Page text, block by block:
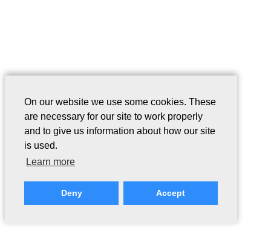
On our website we use some cookies. These
are necessary for our site to work properly
and to give us information about how our site
is used.
Learn more
Deny Accept